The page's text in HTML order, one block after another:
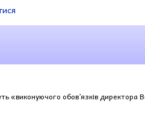
«виконуючого обов’язків директора